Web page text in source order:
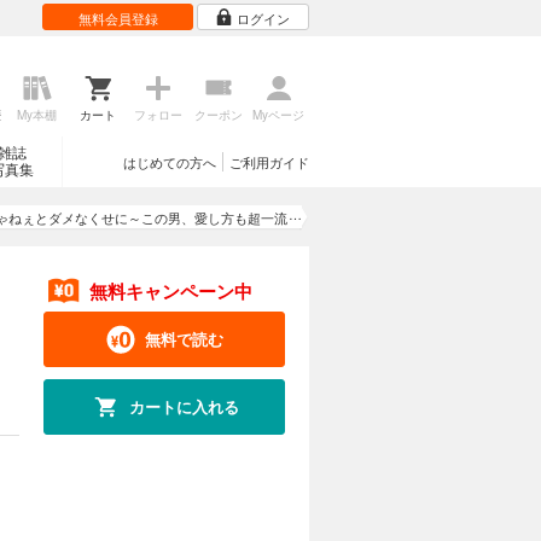
無料会員登録 ログイン
My本棚 カート フォロー クーポン Myページ
誌
真集
ご利用ガイド
はじめての方へ
ねぇとダメなくせに～この男、愛し方も超一流
無料キャンペーン中
無料で読む
カートに入れる